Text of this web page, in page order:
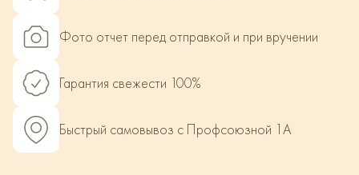
Фото отчет перед отправкой и при вручении
Гарантия свежести 100%
Быстрый самовывоз с Профсоюзной 1А